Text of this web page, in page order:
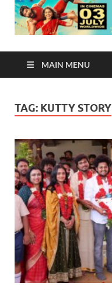
MAIN MENU
TAG: KUTTY STORY